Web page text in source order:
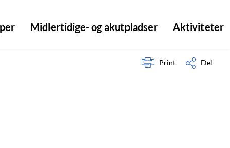
Midlertidige- og akutpladser Aktiviteter
Print Del